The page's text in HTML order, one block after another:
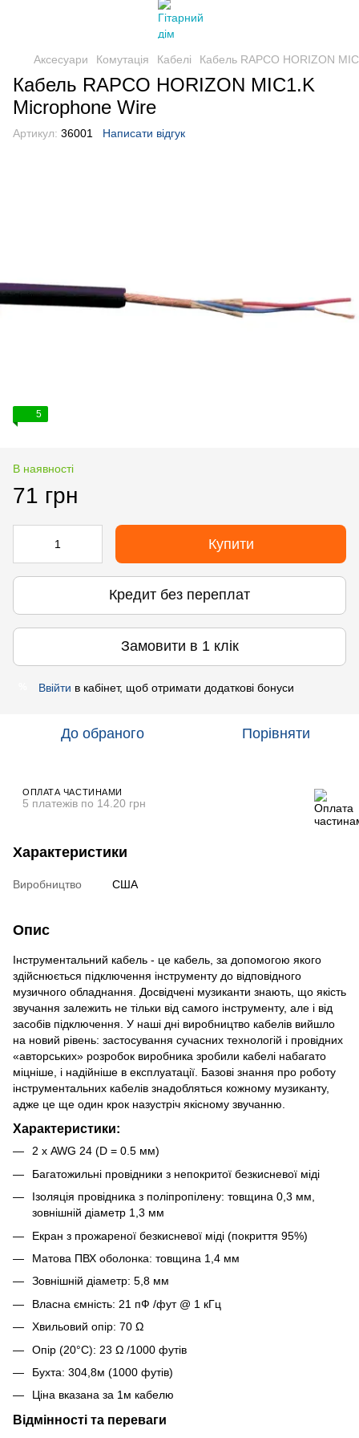
Аксесуари Комутація Кабелі Кабель RAPCO HORIZON
Кабель RAPCO HORIZON MIC1.K
Microphone Wire
Артикул: 36001 Написати відгук
5
В наявності
71 грн
Купити
Кредит без переплат
Замовити в 1 клік
Ввійти в кабінет, щоб отримати додаткові бонуси
До обраного Порівняти
ОПЛАТА ЧАСТИНАМИ
5 платежів по 14.20 грн
Характеристики
Виробництво США
Опис
Інструментальний кабель - це кабель, за допомогою якого
здійснюється підключення інструменту до відповідного
музичного обладнання. Досвідчені музиканти знають, що якість
звучання залежить не тільки від самого інструменту, але і від
засобів підключення. У наші дні виробництво кабелів вийшло
на новий рівень: застосування сучасних технологій і провідних
«авторських» розробок виробника зробили кабелі набагато
міцніше, і надійніше в експлуатації. Базові знання про роботу
інструментальних кабелів знадобляться кожному музиканту,
адже це ще один крок назустріч якісному звучанню.
Характеристики:
2 х AWG 24 (D = 0.5 мм)
Багатожильні провідники з непокритої безкисневої міді
Ізоляція провідника з поліпропілену: товщина 0,3 мм,
зовнішній діаметр 1,3 мм
Екран з прожареної безкисневої міді (покриття 95%)
Матова ПВХ оболонка: товщина 1,4 мм
Зовнішній діаметр: 5,8 мм
Власна ємність: 21 пФ /фут @ 1 кГц
Хвильовий опір: 70 Ω
Опір (20°С): 23 Ω /1000 футів
Бухта: 304,8м (1000 футів)
Ціна вказана за 1м кабелю
Відмінності та переваги